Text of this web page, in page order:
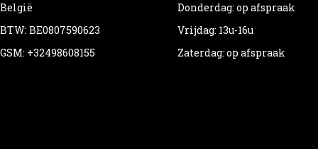
België
BTW: BE0807590623
GSM: +32498608155
Donderdag: op afspraak
Vrijdag: 13u-16u
Zaterdag: op afspraak